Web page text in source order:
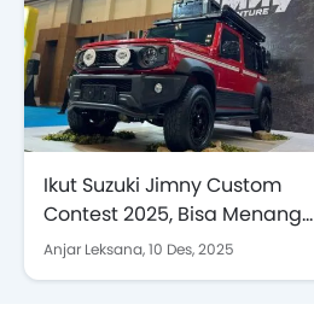
Ikut Suzuki Jimny Custom
Contest 2025, Bisa Menang
Rp250 Juta dan Liburan ke
Anjar Leksana,10 Des, 2025